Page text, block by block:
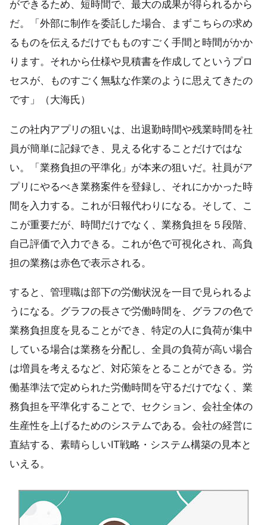
ができるため、短時間で、最大の成果が得られるから
だ。「外部に制作を委託した場合、まずこちらの求め
るものを伝えるだけでもものすごく手間と時間がかか
ります。それから仕様や見積書を作成してというプロ
セスが、ものすごく無駄な作業のように思えてきたの
です」（大海氏）
この社内アプリの狙いは、出退勤時間や残業時間を社
員が簡単に記録でき、見える化することだけではな
い。「業務負担の平準化」が本来の狙いだ。社員がア
プリにやるべき業務案件を登録し、それにかかった時
間を入力する。これが日報代わりになる。そして、こ
こが重要だが、時間だけでなく、業務負担を５段階、
自己評価で入力できる。これが色で可視化され、高負
担の業務は赤色で表示される。
すると、管理職は部下の労働状況を一目で見られるよ
うになる。グラフの長さで労働時間を、グラフの色で
業務負担度を見ることができ、特定の人に負荷が集中
している場合は業務を分配し、全員の負荷が高い場合
は増員を考えるなど、対応策をとることができる。労
働基準法で定められた労働時間を守るだけでなく、業
務負担を平準化することで、セクション、会社全体の
生産性を上げるためのシステムである。会社の経営に
直結する、素晴らしいIT戦略・システム構築の見本と
いえる。